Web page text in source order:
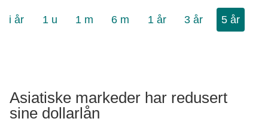
Asiatiske markeder har redusert
sine dollarlån